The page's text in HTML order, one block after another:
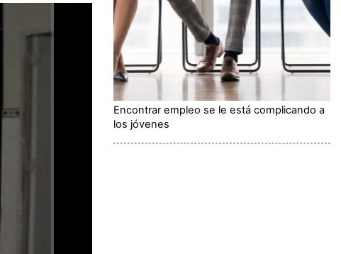
Encontrar empleo se le está complicando a
los jóvenes